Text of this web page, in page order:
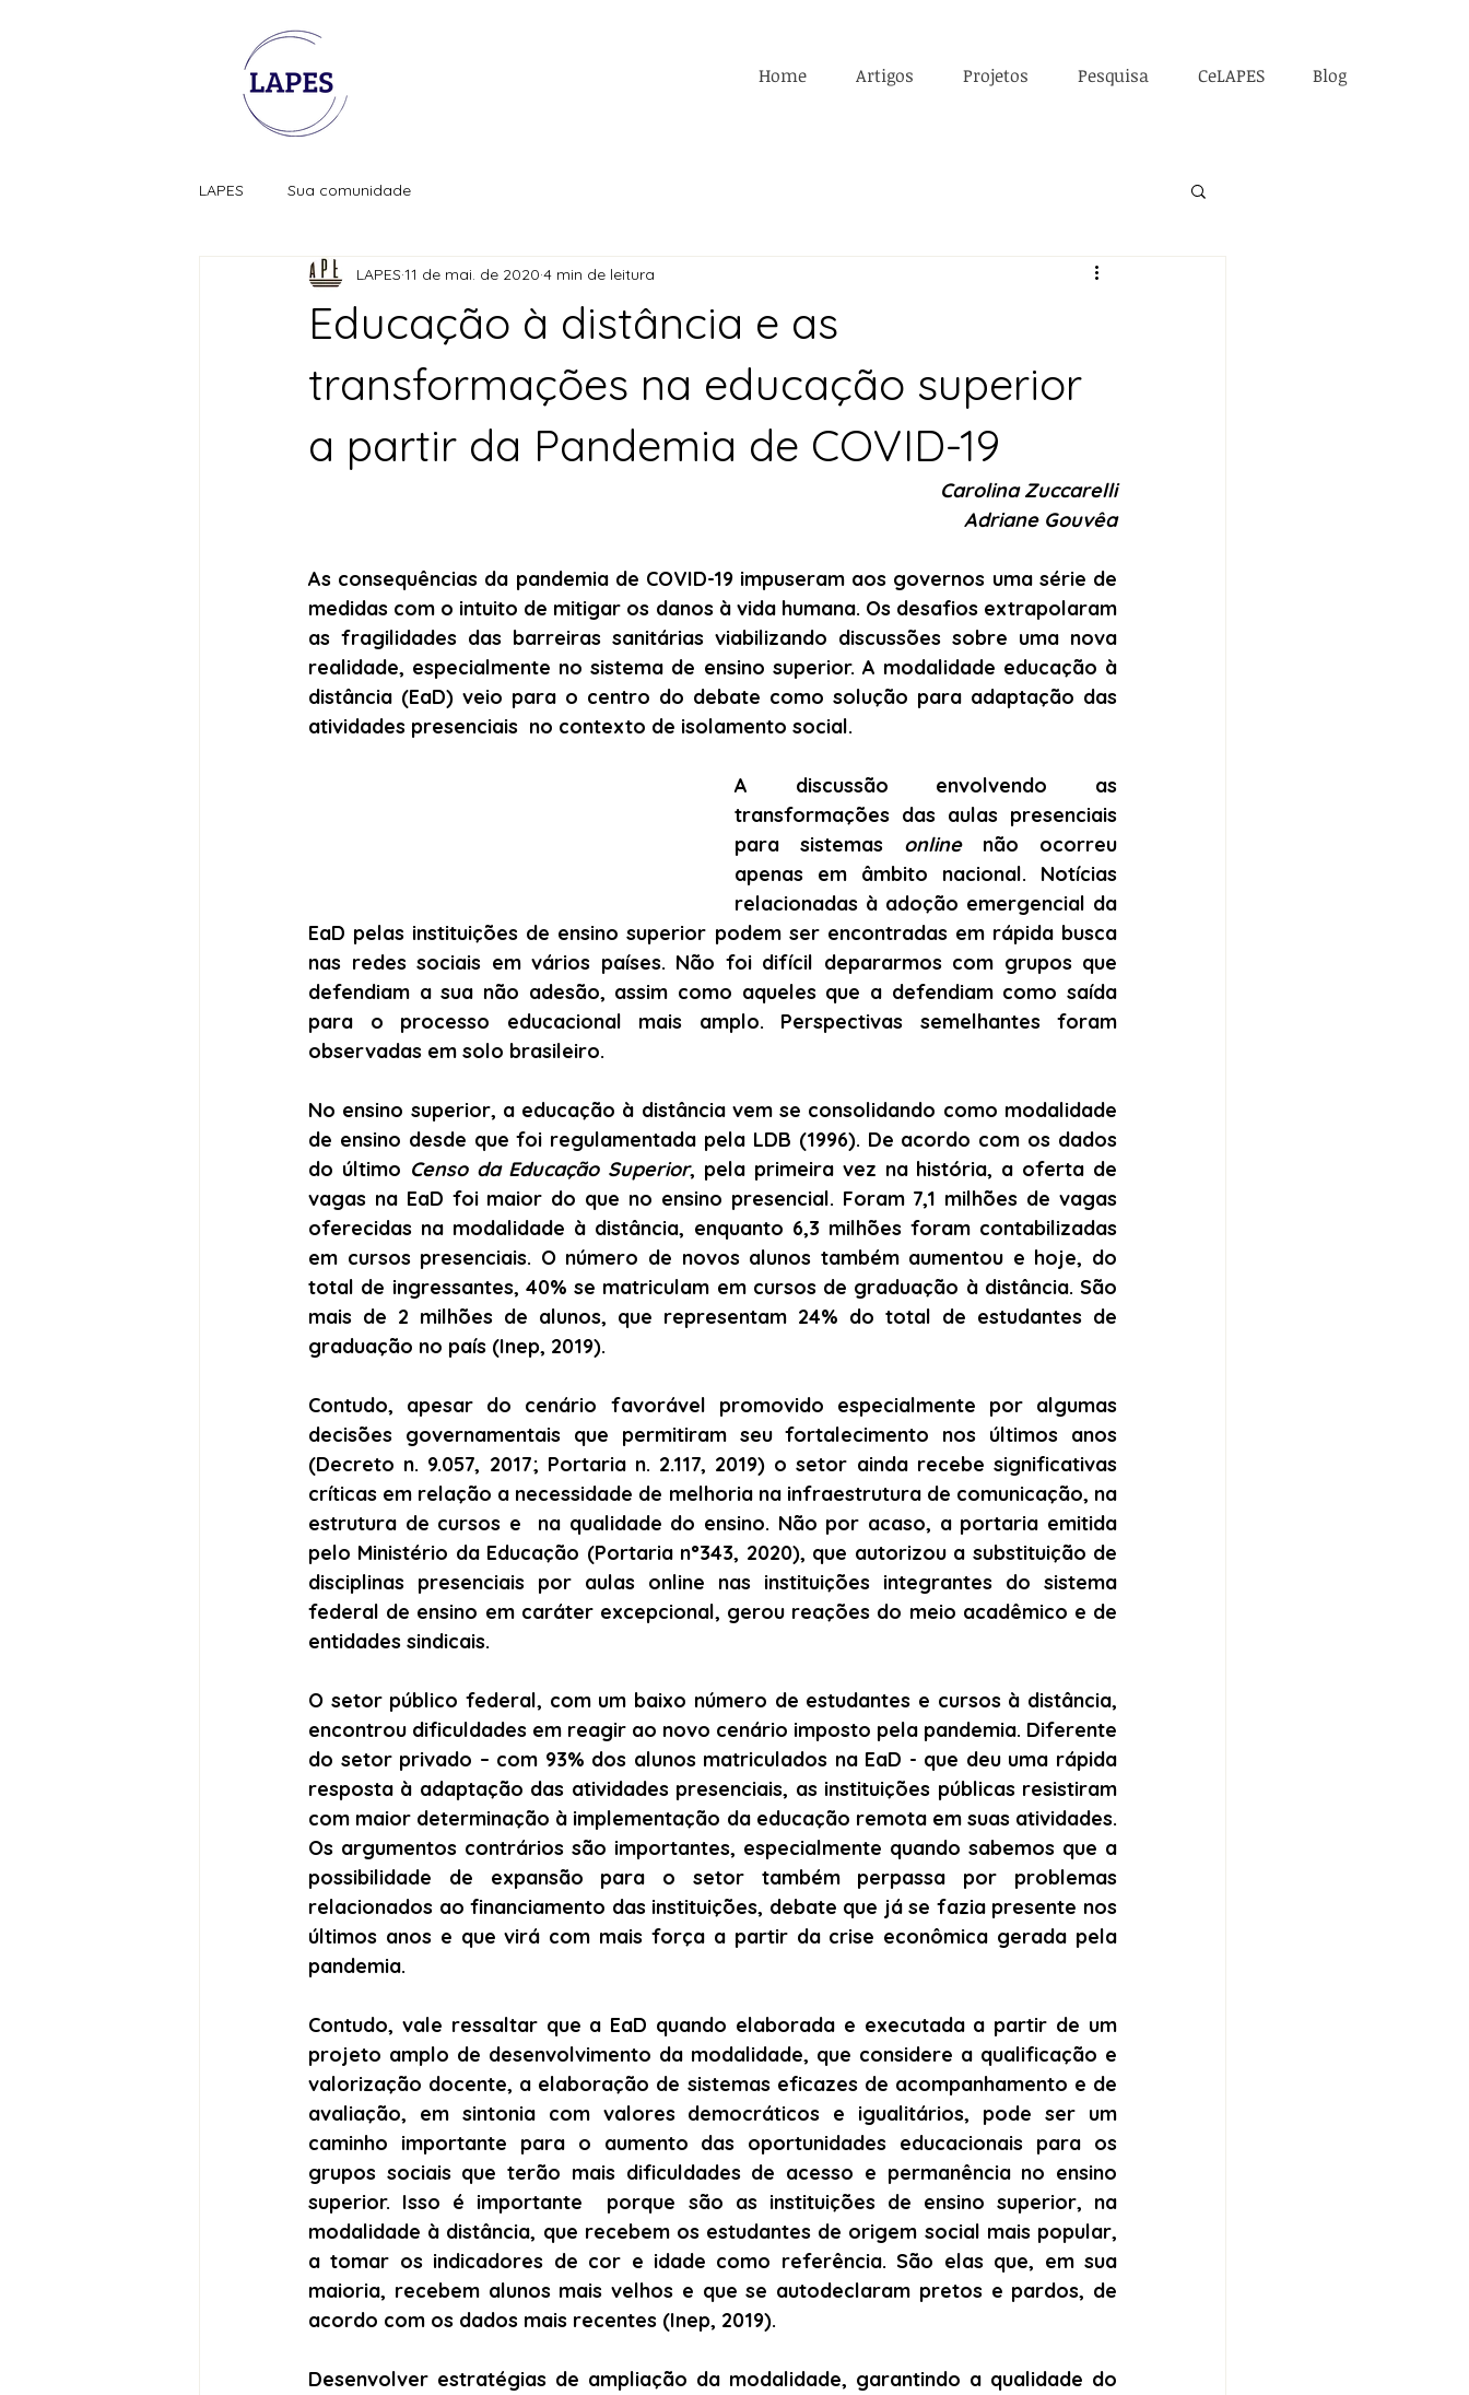
Home Artigos Projetos Pesquisa CeLAPES Blog
LAPES Sua comunidade
Educação à distância e as
transformações na educação superior
a partir da Pandemia de COVID-19
LAPES 11 de mai. de 2020 4 min de leitura
Carolina Zuccarelli
Adriane Gouvêa
As consequências da pandemia de COVID-19 impuseram aos governos uma série de
medidas com o intuito de mitigar os danos à vida humana. Os desafios extrapolaram
as fragilidades das barreiras sanitárias viabilizando discussões sobre uma nova
realidade, especialmente no sistema de ensino superior. A modalidade educação à
distância (EaD) veio para o centro do debate como solução para adaptação das
atividades presenciais  no contexto de isolamento social.
A discussão envolvendo as
transformações das aulas presenciais
para sistemas online não ocorreu
apenas em âmbito nacional. Notícias
relacionadas à adoção emergencial da
EaD pelas instituições de ensino superior podem ser encontradas em rápida busca
nas redes sociais em vários países. Não foi difícil depararmos com grupos que
defendiam a sua não adesão, assim como aqueles que a defendiam como saída
para o processo educacional mais amplo. Perspectivas semelhantes foram
observadas em solo brasileiro.
No ensino superior, a educação à distância vem se consolidando como modalidade
de ensino desde que foi regulamentada pela LDB (1996). De acordo com os dados
do último Censo da Educação Superior, pela primeira vez na história, a oferta de
vagas na EaD foi maior do que no ensino presencial. Foram 7,1 milhões de vagas
oferecidas na modalidade à distância, enquanto 6,3 milhões foram contabilizadas
em cursos presenciais. O número de novos alunos também aumentou e hoje, do
total de ingressantes, 40% se matriculam em cursos de graduação à distância. São
mais de 2 milhões de alunos, que representam 24% do total de estudantes de
graduação no país (Inep, 2019).
Contudo, apesar do cenário favorável promovido especialmente por algumas
decisões governamentais que permitiram seu fortalecimento nos últimos anos
(Decreto n. 9.057, 2017; Portaria n. 2.117, 2019) o setor ainda recebe significativas
críticas em relação a necessidade de melhoria na infraestrutura de comunicação, na
estrutura de cursos e  na qualidade do ensino. Não por acaso, a portaria emitida
pelo Ministério da Educação (Portaria n°343, 2020), que autorizou a substituição de
disciplinas presenciais por aulas online nas instituições integrantes do sistema
federal de ensino em caráter excepcional, gerou reações do meio acadêmico e de
entidades sindicais.
O setor público federal, com um baixo número de estudantes e cursos à distância,
encontrou dificuldades em reagir ao novo cenário imposto pela pandemia. Diferente
do setor privado – com 93% dos alunos matriculados na EaD - que deu uma rápida
resposta à adaptação das atividades presenciais, as instituições públicas resistiram
com maior determinação à implementação da educação remota em suas atividades.
Os argumentos contrários são importantes, especialmente quando sabemos que a
possibilidade de expansão para o setor também perpassa por problemas
relacionados ao financiamento das instituições, debate que já se fazia presente nos
últimos anos e que virá com mais força a partir da crise econômica gerada pela
pandemia.
Contudo, vale ressaltar que a EaD quando elaborada e executada a partir de um
projeto amplo de desenvolvimento da modalidade, que considere a qualificação e
valorização docente, a elaboração de sistemas eficazes de acompanhamento e de
avaliação, em sintonia com valores democráticos e igualitários, pode ser um
caminho importante para o aumento das oportunidades educacionais para os
grupos sociais que terão mais dificuldades de acesso e permanência no ensino
superior. Isso é importante  porque são as instituições de ensino superior, na
modalidade à distância, que recebem os estudantes de origem social mais popular,
a tomar os indicadores de cor e idade como referência. São elas que, em sua
maioria, recebem alunos mais velhos e que se autodeclaram pretos e pardos, de
acordo com os dados mais recentes (Inep, 2019).
Desenvolver estratégias de ampliação da modalidade, garantindo a qualidade do